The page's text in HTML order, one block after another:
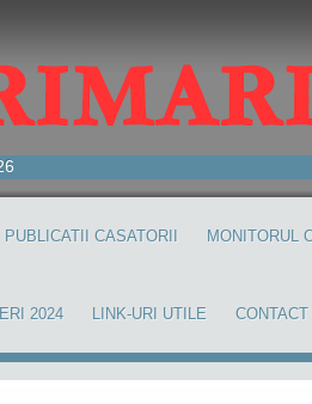
PUBLICATII CASATORII MONITORUL
2024 LINK-URI UTILE CONTACT